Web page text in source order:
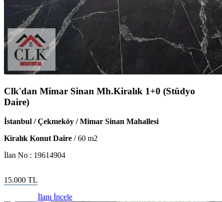
Clk'dan Mimar Sinan Mh.Kiralık 1+0 (Stüdyo
Daire)
İstanbul / Çekmeköy / Mimar Sinan Mahallesi
Kiralık Konut Daire /60 m2
İlan No : 19614904
15.000 TL
İlanı İncele